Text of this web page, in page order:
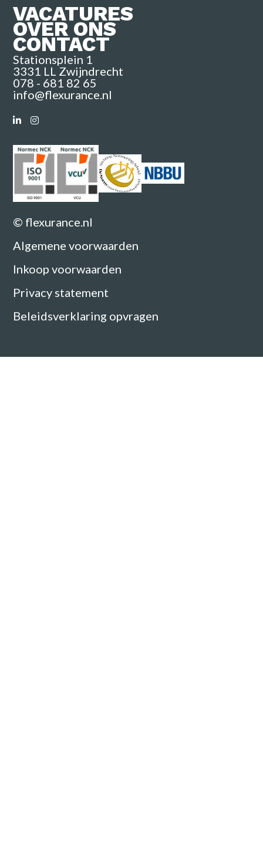
VACATURES
OVER ONS
CONTACT
Stationsplein 1
3331 LL Zwijndrecht
078 - 681 82 65
info@flexurance.nl
© flexurance.nl
Algemene voorwaarden
Inkoop voorwaarden
Privacy statement
Beleidsverklaring opvragen